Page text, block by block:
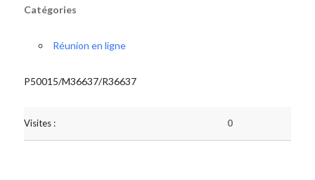
Catégories
Réunion en ligne
P50015/M36637/R36637
Visites : 0